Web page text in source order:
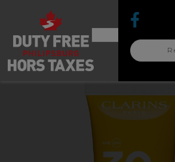
pour :
pour :